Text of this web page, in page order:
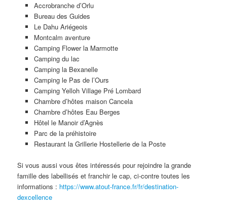
Accrobranche d’Orlu
Bureau des Guides
Le Dahu Ariégeois
Montcalm aventure
Camping Flower la Marmotte
Camping du lac
Camping la Bexanelle
Camping le Pas de l’Ours
Camping Yelloh Village Pré Lombard
Chambre d’hôtes maison Cancela
Chambre d’hôtes Eau Berges
Hôtel le Manoir d’Agnès
Parc de la préhistoire
Restaurant la Grillerie Hostellerie de la Poste
Si vous aussi vous êtes intéressés pour rejoindre la grande
famille des labellisés et franchir le cap, ci-contre toutes les
informations : https://www.atout-france.fr/fr/destination-
dexcellence